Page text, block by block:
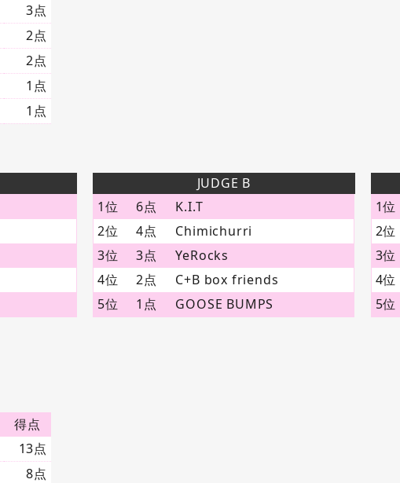
3点
2点
2点
1点
1点
JUDGE B
1位
6点
K.I.T
2位
4点
Chimichurri
3位
3点
YeRocks
4位
2点
C+B box friends
5位
1点 GOOSE BUMPS
1位
2位
3位
4位
5位
得点
13点
8点